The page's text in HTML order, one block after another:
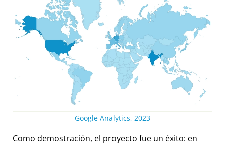
Google Analytics, 2023
Como demostración, el proyecto fue un éxito: en